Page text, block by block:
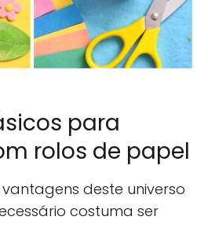
para
rolos de papel
deste universo
costuma ser